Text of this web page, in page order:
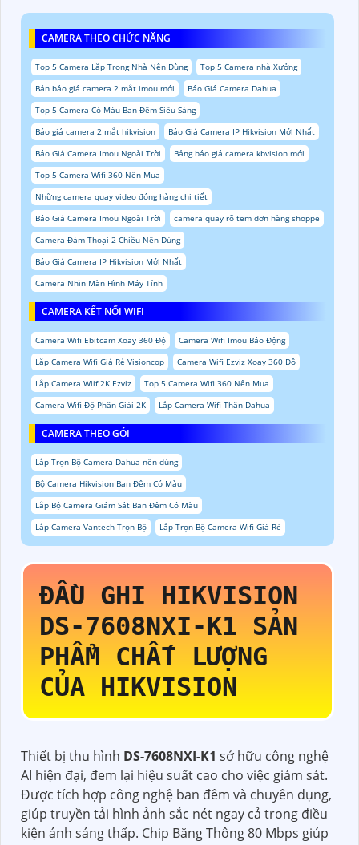
CAMERA THEO CHỨC NĂNG
Top 5 Camera Lắp Trong Nhà Nên Dùng
Top 5 Camera nhà Xưởng
Bản báo giá camera 2 mắt imou mới
Báo Giá Camera Dahua
Top 5 Camera Có Màu Ban Đêm Siêu Sáng
Báo giá camera 2 mắt hikvision
Báo Giá Camera IP Hikvision Mới Nhất
Báo Giá Camera Imou Ngoài Trời
Bảng báo giá camera kbvision mới
Top 5 Camera Wifi 360 Nên Mua
Những camera quay video đóng hàng chi tiết
Báo Giá Camera Imou Ngoài Trời
camera quay rõ tem đơn hàng shoppe
Camera Đàm Thoại 2 Chiều Nên Dùng
Báo Giá Camera IP Hikvision Mới Nhất
Camera Nhìn Màn Hình Máy Tính
CAMERA KẾT NỐI WIFI
Camera Wifi Ebitcam Xoay 360 Độ
Camera Wifi Imou Báo Động
Lắp Camera Wifi Giá Rẻ Visioncop
Camera Wifi Ezviz Xoay 360 Độ
Lắp Camera Wiif 2K Ezviz
Top 5 Camera Wifi 360 Nên Mua
Camera Wifi Độ Phân Giải 2K
Lắp Camera Wifi Thân Dahua
CAMERA THEO GÓI
Lắp Trọn Bộ Camera Dahua nên dùng
Bộ Camera Hikvision Ban Đêm Có Màu
Lắp Bộ Camera Giám Sát Ban Đêm Có Màu
Lắp Camera Vantech Trọn Bộ
Lắp Trọn Bộ Camera Wifi Giá Rẻ
ĐẦU GHI HIKVISION
DS-7608NXI-K1 SẢN
PHẨM CHẤT LƯỢNG
CỦA HIKVISION
Thiết bị thu hình DS-7608NXI-K1 sở hữu công nghệ
AI hiện đại, đem lại hiệu suất cao cho việc giám sát.
Được tích hợp công nghệ ban đêm và chuyên dụng,
giúp truyền tải hình ảnh sắc nét ngay cả trong điều
kiện ánh sáng thấp. Chip Băng Thông 80 Mbps giúp